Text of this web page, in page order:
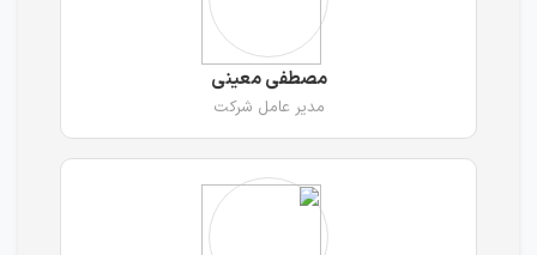
مصطفی معینی
مدیر عامل شرکت